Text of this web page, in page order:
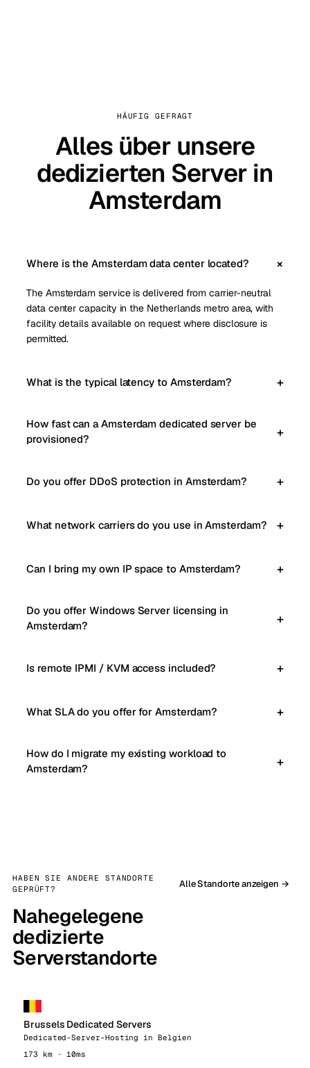
HÄUFIG GEFRAGT
Alles über unsere
dedizierten Server in
Amsterdam
Where is the Amsterdam data center located?
The Amsterdam service is delivered from carrier-neutral
data center capacity in the Netherlands metro area, with
facility details available on request where disclosure is
permitted.
What is the typical latency to Amsterdam?
How fast can a Amsterdam dedicated server be
provisioned?
Do you offer DDoS protection in Amsterdam?
What network carriers do you use in Amsterdam?
Can I bring my own IP space to Amsterdam?
Do you offer Windows Server licensing in
Amsterdam?
Is remote IPMI / KVM access included?
What SLA do you offer for Amsterdam?
How do I migrate my existing workload to
Amsterdam?
HABEN SIE ANDERE STANDORTE
GEPRÜFT?
Nahegelegene
dedizierte
Serverstandorte
Alle Standorte anzeigen →
Brussels Dedicated Servers
Dedicated-Server-Hosting in Belgien
173 km · 10ms